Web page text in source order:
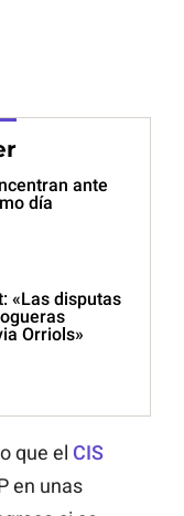
ante
día
«Las disputas
Orriols»
que el CIS
en unas